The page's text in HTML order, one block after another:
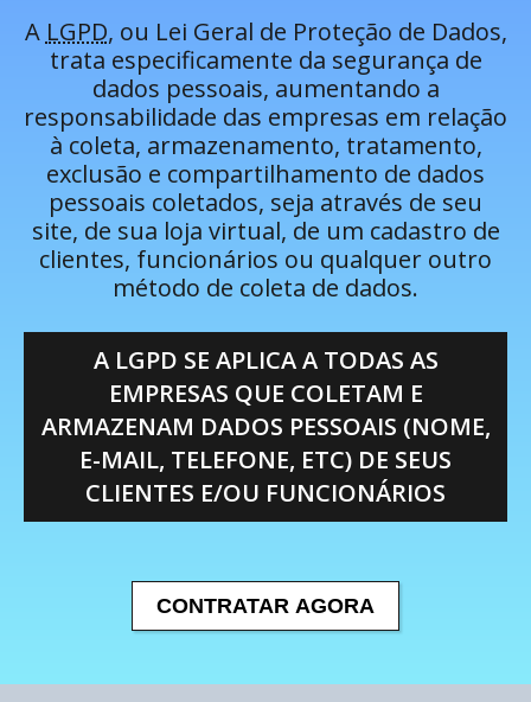
A LGPD, ou Lei Geral de Proteção de Dados,
trata especificamente da segurança de
dados pessoais, aumentando a
responsabilidade das empresas em relação
à coleta, armazenamento, tratamento,
exclusão e compartilhamento de dados
pessoais coletados, seja através de seu
site, de sua loja virtual, de um cadastro de
clientes, funcionários ou qualquer outro
método de coleta de dados.
A LGPD SE APLICA A TODAS AS
EMPRESAS QUE COLETAM E
ARMAZENAM DADOS PESSOAIS (NOME,
E-MAIL, TELEFONE, ETC) DE SEUS
CLIENTES E/OU FUNCIONÁRIOS
CONTRATAR AGORA